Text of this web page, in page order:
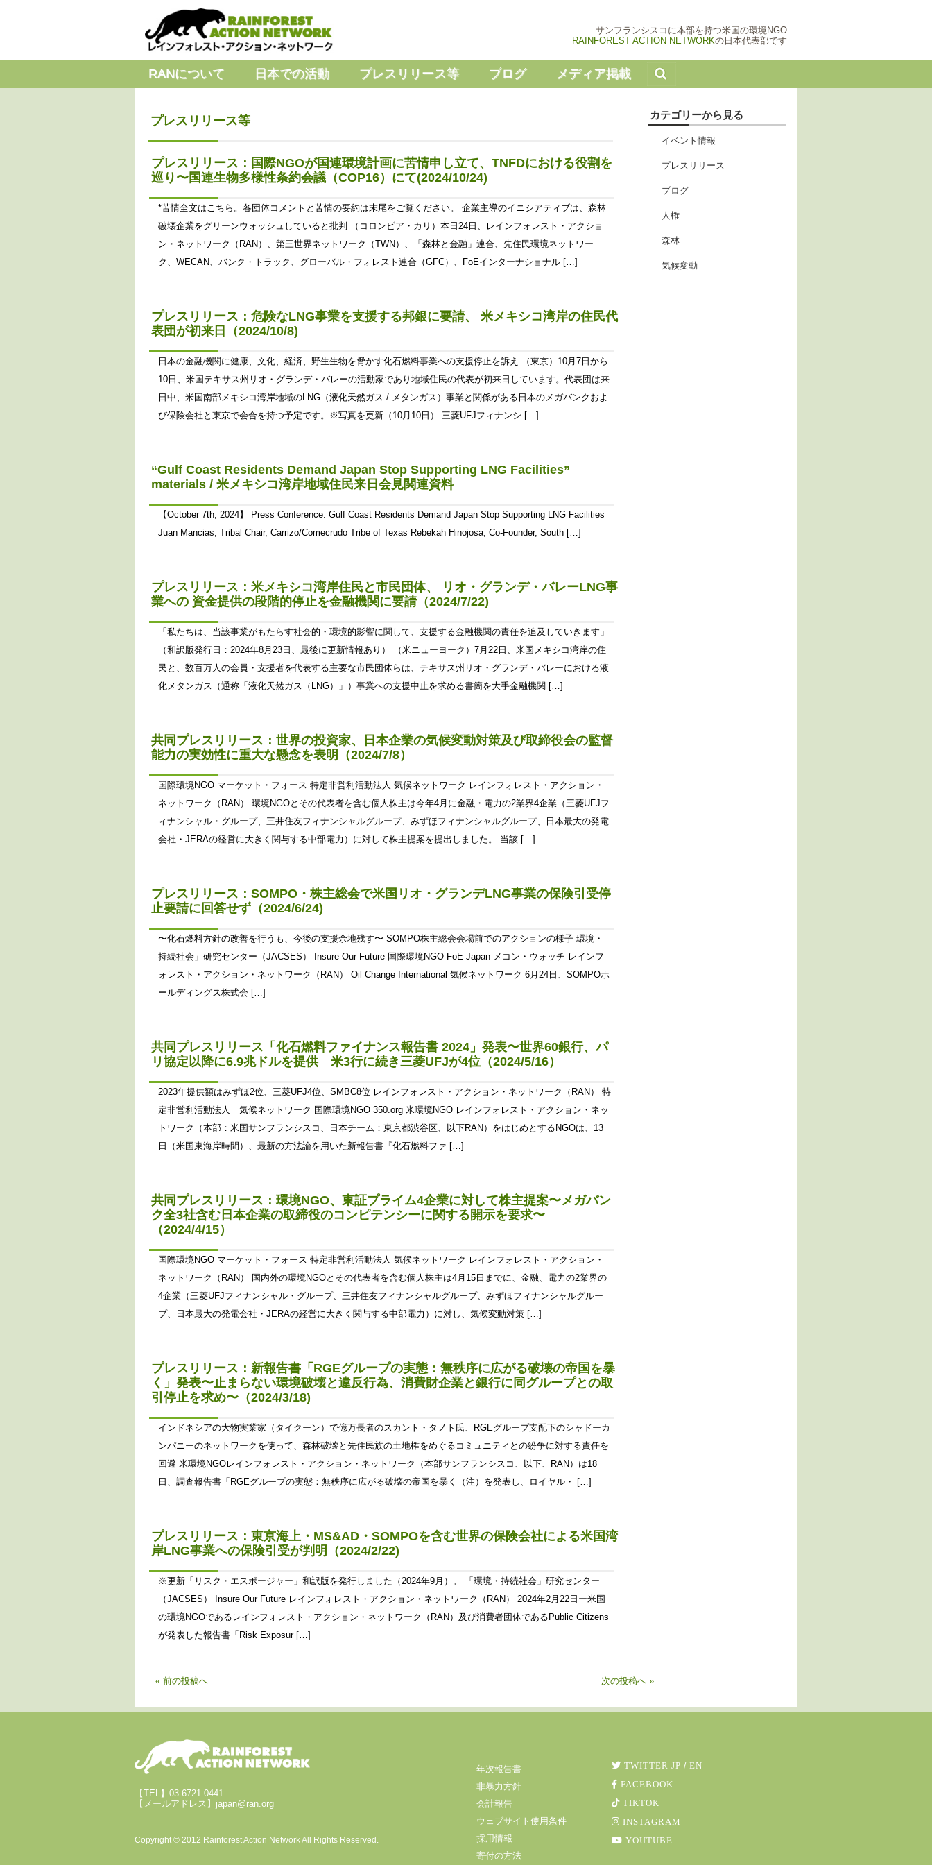
サンフランシスコに本部を持つ米国の環境NGO
RAINFOREST ACTION NETWORKの日本代表部です
RANについて 日本での活動 プレスリリース等 ブログ メディア掲載
プレスリリース等
プレスリリース：国際NGOが国連環境計画に苦情申し立て、TNFDにおける役割を
巡り〜国連生物多様性条約会議（COP16）にて(2024/10/24)
*苦情全文はこちら。各団体コメントと苦情の要約は末尾をご覧ください。 企業主導のイニシアティブは、森林
破壊企業をグリーンウォッシュしていると批判 （コロンビア・カリ）本日24日、レインフォレスト・アクショ
ン・ネットワーク（RAN）、第三世界ネットワーク（TWN）、「森林と金融」連合、先住民環境ネットワー
ク、WECAN、バンク・トラック、グローバル・フォレスト連合（GFC）、FoEインターナショナル […]
プレスリリース：危険なLNG事業を支援する邦銀に要請、 米メキシコ湾岸の住民代
表団が初来日（2024/10/8)
日本の金融機関に健康、文化、経済、野生生物を脅かす化石燃料事業への支援停止を訴え （東京）10月7日から
10日、米国テキサス州リオ・グランデ・バレーの活動家であり地域住民の代表が初来日しています。代表団は来
日中、米国南部メキシコ湾岸地域のLNG（液化天然ガス / メタンガス）事業と関係がある日本のメガバンクおよ
び保険会社と東京で会合を持つ予定です。※写真を更新（10月10日） 三菱UFJフィナンシ […]
“Gulf Coast Residents Demand Japan Stop Supporting LNG Facilities”
materials / 米メキシコ湾岸地域住民来日会見関連資料
【October 7th, 2024】 Press Conference: Gulf Coast Residents Demand Japan Stop Supporting LNG Facilities
Juan Mancias, Tribal Chair, Carrizo/Comecrudo Tribe of Texas Rebekah Hinojosa, Co-Founder, South […]
プレスリリース：米メキシコ湾岸住民と市民団体、 リオ・グランデ・バレーLNG事
業への 資金提供の段階的停止を金融機関に要請（2024/7/22)
「私たちは、当該事業がもたらす社会的・環境的影響に関して、支援する金融機関の責任を追及していきます」
（和訳版発行日：2024年8月23日、最後に更新情報あり） （米ニューヨーク）7月22日、米国メキシコ湾岸の住
民と、数百万人の会員・支援者を代表する主要な市民団体らは、テキサス州リオ・グランデ・バレーにおける液
化メタンガス（通称「液化天然ガス（LNG）」）事業への支援中止を求める書簡を大手金融機関 […]
共同プレスリリース：世界の投資家、日本企業の気候変動対策及び取締役会の監督
能力の実効性に重大な懸念を表明（2024/7/8）
国際環境NGO マーケット・フォース 特定非営利活動法人 気候ネットワーク レインフォレスト・アクション・
ネットワーク（RAN） 環境NGOとその代表者を含む個人株主は今年4月に金融・電力の2業界4企業（三菱UFJフ
ィナンシャル・グループ、三井住友フィナンシャルグループ、みずほフィナンシャルグループ、日本最大の発電
会社・JERAの経営に大きく関与する中部電力）に対して株主提案を提出しました。 当該 […]
プレスリリース：SOMPO・株主総会で米国リオ・グランデLNG事業の保険引受停
止要請に回答せず（2024/6/24)
〜化石燃料方針の改善を行うも、今後の支援余地残す〜 SOMPO株主総会会場前でのアクションの様子 環境・
持続社会」研究センター（JACSES） Insure Our Future 国際環境NGO FoE Japan メコン・ウォッチ レインフ
ォレスト・アクション・ネットワーク（RAN） Oil Change International 気候ネットワーク 6月24日、SOMPOホ
ールディングス株式会 […]
共同プレスリリース「化石燃料ファイナンス報告書 2024」発表〜世界60銀行、パ
リ協定以降に6.9兆ドルを提供 米3行に続き三菱UFJが4位（2024/5/16）
2023年提供額はみずほ2位、三菱UFJ4位、SMBC8位 レインフォレスト・アクション・ネットワーク（RAN） 特
定非営利活動法人 気候ネットワーク 国際環境NGO 350.org 米環境NGO レインフォレスト・アクション・ネッ
トワーク（本部：米国サンフランシスコ、日本チーム：東京都渋谷区、以下RAN）をはじめとするNGOは、13
日（米国東海岸時間）、最新の方法論を用いた新報告書『化石燃料ファ […]
共同プレスリリース：環境NGO、東証プライム4企業に対して株主提案〜メガバン
ク全3社含む日本企業の取締役のコンピテンシーに関する開示を要求〜
（2024/4/15）
国際環境NGO マーケット・フォース 特定非営利活動法人 気候ネットワーク レインフォレスト・アクション・
ネットワーク（RAN） 国内外の環境NGOとその代表者を含む個人株主は4月15日までに、金融、電力の2業界の
4企業（三菱UFJフィナンシャル・グループ、三井住友フィナンシャルグループ、みずほフィナンシャルグルー
プ、日本最大の発電会社・JERAの経営に大きく関与する中部電力）に対し、気候変動対策 […]
プレスリリース：新報告書「RGEグループの実態：無秩序に広がる破壊の帝国を暴
く」発表〜止まらない環境破壊と違反行為、消費財企業と銀行に同グループとの取
引停止を求め〜（2024/3/18)
インドネシアの大物実業家（タイクーン）で億万長者のスカント・タノト氏、RGEグループ支配下のシャドーカ
ンパニーのネットワークを使って、森林破壊と先住民族の土地権をめぐるコミュニティとの紛争に対する責任を
回避 米環境NGOレインフォレスト・アクション・ネットワーク（本部サンフランシスコ、以下、RAN）は18
日、調査報告書「RGEグループの実態：無秩序に広がる破壊の帝国を暴く（注）を発表し、ロイヤル・ […]
プレスリリース：東京海上・MS&AD・SOMPOを含む世界の保険会社による米国湾
岸LNG事業への保険引受が判明（2024/2/22)
※更新「リスク・エスポージャー」和訳版を発行しました（2024年9月）。 「環境・持続社会」研究センター
（JACSES） Insure Our Future レインフォレスト・アクション・ネットワーク（RAN） 2024年2月22日ー米国
の環境NGOであるレインフォレスト・アクション・ネットワーク（RAN）及び消費者団体であるPublic Citizens
が発表した報告書「Risk Exposur […]
« 前の投稿へ 次の投稿へ »
カテゴリーから見る
イベント情報
プレスリリース
ブログ
人権
森林
気候変動
【TEL】03-6721-0441
【メールアドレス】japan@ran.org
年次報告書
非暴力方針
会計報告
ウェブサイト使用条件
採用情報
寄付の方法
TWITTER JP / EN
FACEBOOK
TIKTOK
INSTAGRAM
YOUTUBE
Copyright © 2012 Rainforest Action Network All Rights Reserved.